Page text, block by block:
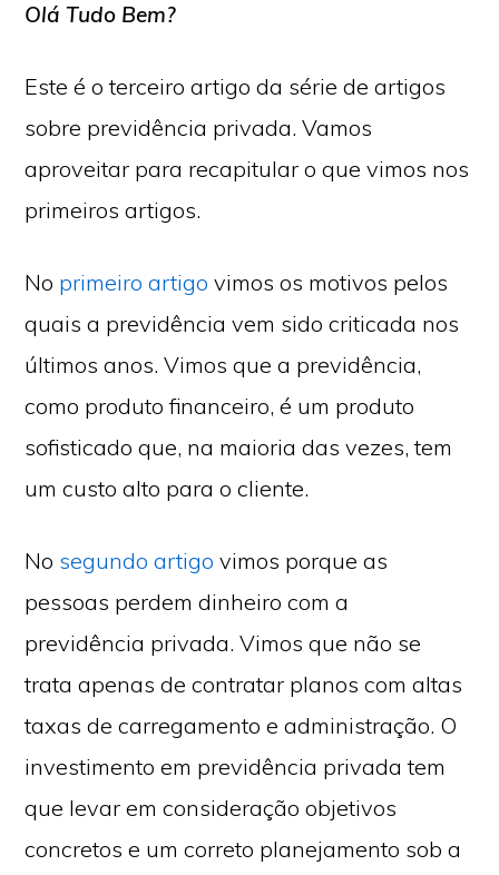
Olá Tudo Bem?
Este é o terceiro artigo da série de artigos
sobre previdência privada. Vamos
aproveitar para recapitular o que vimos nos
primeiros artigos.
No primeiro artigo vimos os motivos pelos
quais a previdência vem sido criticada nos
últimos anos. Vimos que a previdência,
como produto financeiro, é um produto
sofisticado que, na maioria das vezes, tem
um custo alto para o cliente.
No segundo artigo vimos porque as
pessoas perdem dinheiro com a
previdência privada. Vimos que não se
trata apenas de contratar planos com altas
taxas de carregamento e administração. O
investimento em previdência privada tem
que levar em consideração objetivos
concretos e um correto planejamento sob a